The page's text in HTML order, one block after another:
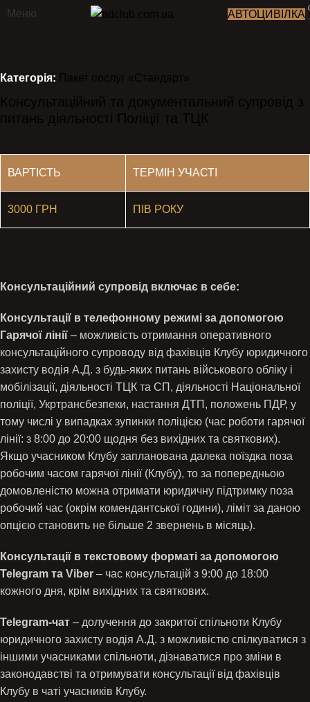
Меню АВТОЦИВІЛКА
Категорія: Пакет послуг «Стандарт»
Консультаційний та документальний супровід з
питань діяльності Поліції та ТЦК
ВАРТІСТЬ ТЕРМІН УЧАСТІ
3000 ГРН ПІВ РОКУ
Консультаційний супровід включає в себе:
Консультації в телефонному режимі за допомогою
Гарячої лінії – можливість отримання оперативного
консультаційного супроводу від фахівців Клубу юридичного
захисту водія А.Д. з будь-яких питань військового обліку і
мобілізації, діяльності ТЦК та СП, діяльності Національної
поліції, Укртрансбезпеки, настання ДТП, положень ПДР, у
тому числі у випадках зупинки поліцією (час роботи гарячої
лінії: з 8:00 до 20:00 щодня без вихідних та святкових).
Якщо учасником Клубу запланована далека поїздка поза
робочим часом гарячої лінії (Клубу), то за попередньою
домовленістю можна отримати юридичну підтримку поза
робочий час (окрім комендантської години), ліміт за даною
опцією становить не більше 2 звернень в місяць).
Консультації в текстовому форматі за допомогою
Telegram та Viber – час консультацій з 9:00 до 18:00
кожного дня, крім вихідних та святкових.
Telegram-чат – долучення до закритої спільноти Клубу
юридичного захисту водія А.Д. з можливістю спілкуватися з
іншими учасниками спільноти, дізнаватися про зміни в
законодавстві та отримувати консультації від фахівців
Клубу в чаті учасників Клубу.